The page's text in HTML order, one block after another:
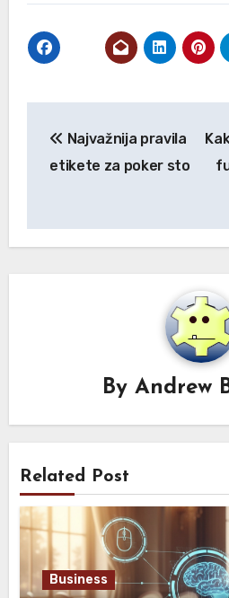
navigation
Najvažnija pravila
etikete za poker sto
By Andrew
Related Post
Business